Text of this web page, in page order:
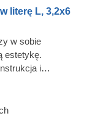
literę L, 3,2x6
w sobie
estetykę.
i
elegancka wiata
bocznych